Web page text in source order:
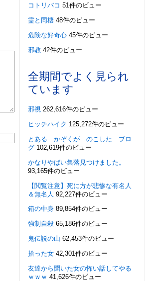
コトリバコ 51件のビュー
霊と同棲 48件のビュー
危険な好奇心 45件のビュー
邪教 42件のビュー
全期間でよく見られ
ています
邪視 262,616件のビュー
ヒッチハイク 125,272件のビュー
とある かぞくが のこした ブロ
グ 102,619件のビュー
かなりやばい集落見つけました。
93,165件のビュー
【閲覧注意】死に方が悲惨な有名人
＆無名人 92,227件のビュー
箱の中身 89,854件のビュー
強制自殺 65,186件のビュー
鬼伝説の山 62,453件のビュー
拾った女 42,301件のビュー
友達から聞いた女の怖い話してやる
ｗｗｗ 41,626件のビュー